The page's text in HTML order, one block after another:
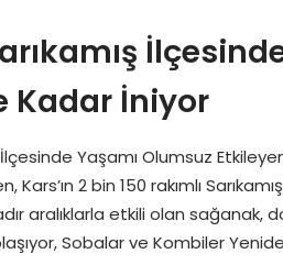
Kadar İniyor
İlçesinde Yaşamı Olumsuz
Kars’ın 2 bin 150 rakımlı
aralıklarla etkili olan
Sobalar ve Kombiler